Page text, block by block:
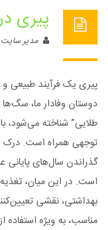
پیری
مدیر سایت
پیری یک فرآیند طبیعی و
دوستان وفادار ما،
طلایی” شناخته می‌شود، با
توجهی همراه است. درک
گذراندن سال‌های
است. در این میان،
بهداشتی، نقشی
مناسب، به ویژه